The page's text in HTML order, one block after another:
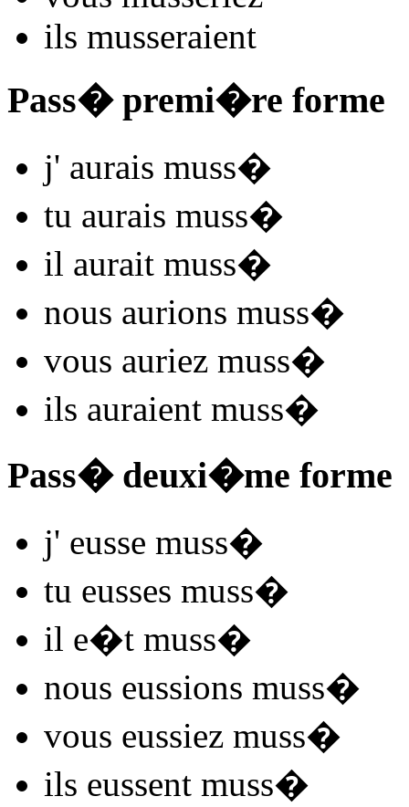
ils musseraient
Pass� premi�re forme
j' aurais muss�
tu aurais muss�
il aurait muss�
nous aurions muss�
vous auriez muss�
ils auraient muss�
Pass� deuxi�me forme
j' eusse muss�
tu eusses muss�
il e�t muss�
nous eussions muss�
vous eussiez muss�
ils eussent muss�